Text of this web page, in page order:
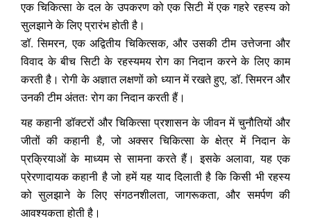
एक चिकित्सा के दल के उपकरण को एक सिटी में एक गहरे रहस्य को
सुलझाने के लिए प्रारंभ होती है।
डॉ. सिमरन, एक अद्वितीय चिकित्सक, और उसकी टीम उत्तेजना और
विवाद के बीच सिटी के रहस्यमय रोग का निदान करने के लिए काम
करती है। रोगी के अज्ञात लक्षणों को ध्यान में रखते हुए, डॉ. सिमरन और
उनकी टीम अंततः रोग का निदान करती हैं।
यह कहानी डॉक्टरों और चिकित्सा प्रशासन के जीवन में चुनौतियों और
जीतों की कहानी है, जो अक्सर चिकित्सा के क्षेत्र में निदान के
प्रक्रियाओं के माध्यम से सामना करते हैं। इसके अलावा, यह एक
प्रेरणादायक कहानी है जो हमें यह याद दिलाती है कि किसी भी रहस्य
को सुलझाने के लिए संगठनशीलता, जागरूकता, और समर्पण की
आवश्यकता होती है।